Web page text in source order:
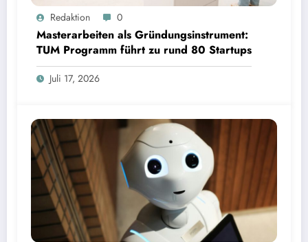
Masterarbeiten als Gründungsinstrument: TUM Programm führt zu rund 80 Startups | Bild:
TUM
Redaktion 0
Masterarbeiten als Gründungsinstrument:
TUM Programm führt zu rund 80 Startups
Juli 17, 2026